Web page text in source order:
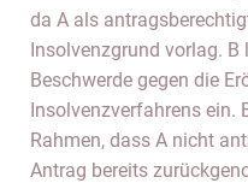
da A als
Insolvenzgrund vorlag.
Beschwerde gegen die
Insolvenzverfahrens ein.
Rahmen, dass A nicht
Antrag bereits